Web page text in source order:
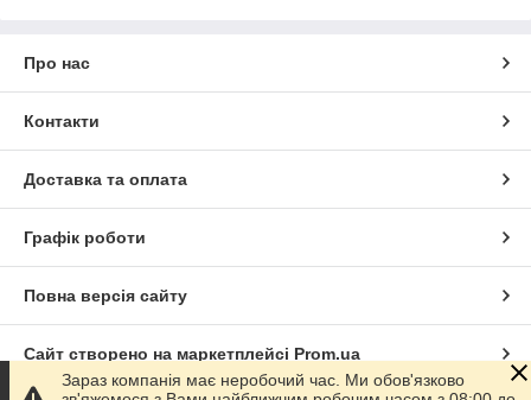
Про нас
Контакти
Доставка та оплата
Графік роботи
Повна версія сайту
Сайт створено на маркетплейсі Prom.ua
Зараз компанія має неробочий час. Ми обов'язково